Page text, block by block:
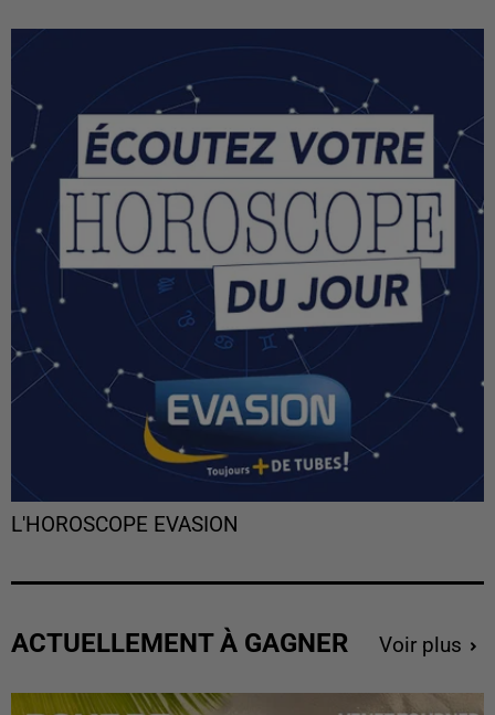
L'HOROSCOPE EVASION
ACTUELLEMENT À GAGNER Voir plus